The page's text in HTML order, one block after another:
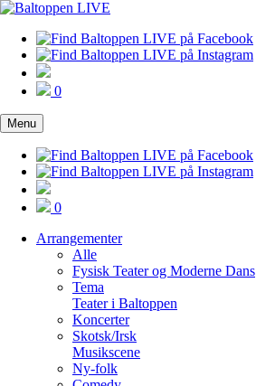
0
Menu
0
Arrangementer
Alle
Fysisk Teater og Moderne Dans
Tema
Teater i Baltoppen
Koncerter
Skotsk/Irsk
Musikscene
Ny-folk